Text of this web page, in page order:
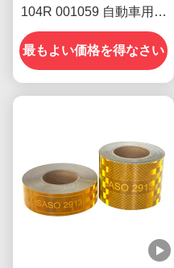
104R 001059 自動車用反
射テープ オーダーメイド
最もよい価格を得なさい